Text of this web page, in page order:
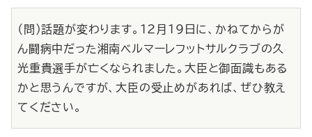
（問）話題が変わります。12月19日に、かねてからが
ん闘病中だった湘南ベルマーレフットサルクラブの久
光重貴選手が亡くなられました。大臣と御面識もある
かと思うんですが、大臣の受止めがあれば、ぜひ教え
てください。